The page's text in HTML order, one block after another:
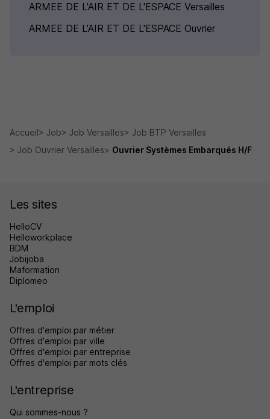
ARMEE DE L'AIR ET DE L'ESPACE Versailles
ARMEE DE L'AIR ET DE L'ESPACE Ouvrier
Accueil Job Job Versailles
Job BTP Versailles
Job Ouvrier Versailles
Ouvrier Systèmes Embarqués H/F
Les sites
HelloCV
Helloworkplace
BDM
Jobijoba
Maformation
Diplomeo
L'emploi
Offres d'emploi par métier
Offres d'emploi par ville
Offres d'emploi par entreprise
Offres d'emploi par mots clés
L'entreprise
Qui sommes-nous ?